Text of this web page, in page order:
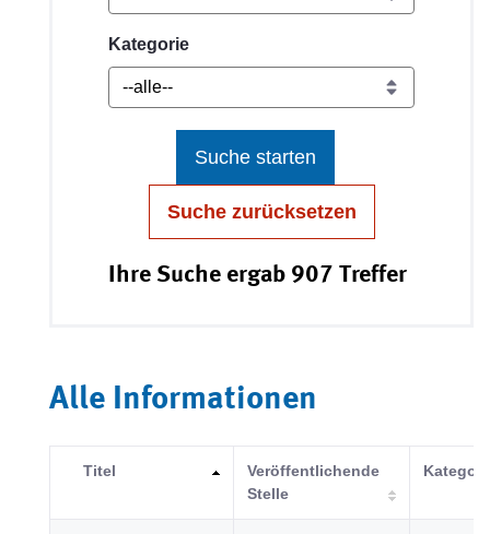
Kategorie
Suche starten
Suche zurücksetzen
Ihre Suche ergab 907 Treffer
Alle Informationen
Titel
Veröffentlichende
Stelle